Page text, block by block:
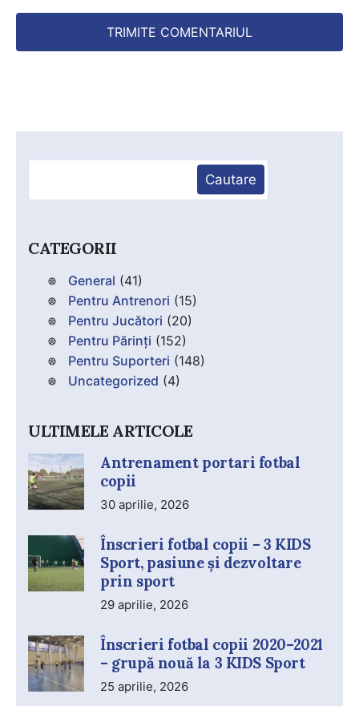
Cautare
CATEGORII
General (41)
Pentru Antrenori (15)
Pentru Jucători (20)
Pentru Părinți (152)
Pentru Suporteri (148)
Uncategorized (4)
ULTIMELE ARTICOLE
Antrenament portari fotbal
copii
30 aprilie, 2026
Înscrieri fotbal copii – 3 KIDS
Sport, pasiune și dezvoltare
prin sport
29 aprilie, 2026
Înscrieri fotbal copii 2020–2021
– grupă nouă la 3 KIDS Sport
25 aprilie, 2026